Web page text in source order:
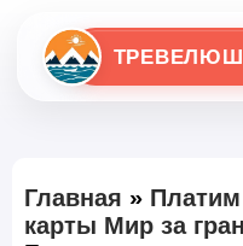
Главная » Платим
карты Мир за